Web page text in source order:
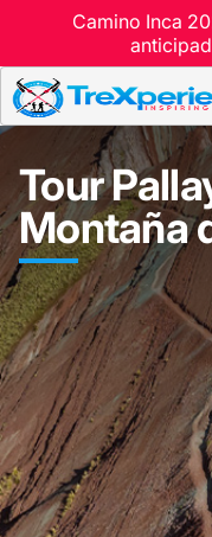
Camino Inca
Tour
Montaña